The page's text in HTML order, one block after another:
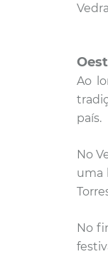
Ao
país.
No
uma
No